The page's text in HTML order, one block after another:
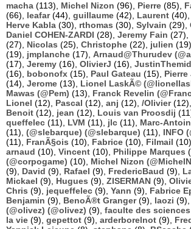
macha (113), Michel Nizon (96), Pierre (85),
(66), leafar(44), guillaume (42), Laurent (40),
Herve Kabla (30), rthomas (30), Sylvain (29),
Daniel COHEN-ZARDI (28), Jeremy Fain (27),
(27), Nicolas (25), Christophe (22), julien (19),
(19), jmplanche (17), Arnaud@Thurudev
(17), Jeremy (16), OlivierJ (16),
(16), bobonofx (15), Paul Gateau (15), Pierre
(14), Jerome (13), Lionel LaskÃ©
Mawas (@Pem) (13), Franck Revelin
Lionel (12), Pascal (12), anj (12), /Olivier(12),
Benoit (12), jean (12), Louis van Proosdij
queffelec (11), LVM (11), jlc (11), Marc-
(11), (@slebarque) (@slebarque) (11), INFO
(11), FranÃ§ois (10), Fabrice (10), Filmail (10),
arnaud (10), Vincent (10), Philippe Marques
(@corpogame) (10), Michel Nizon
(9), David (9), Rafael (9), FredericBaud (9),
Mickael (9), Hugues (9), ZISERMAN (9),
Chris (9), jequeffelec (9), Yann (9), Fabrice
Benjamin (9), BenoÃ®t Granger(9), laozi (9),
(@olivez) (@olivez) (9), faculte des
la vie (9), gepettot (9), arderborelnot (9),